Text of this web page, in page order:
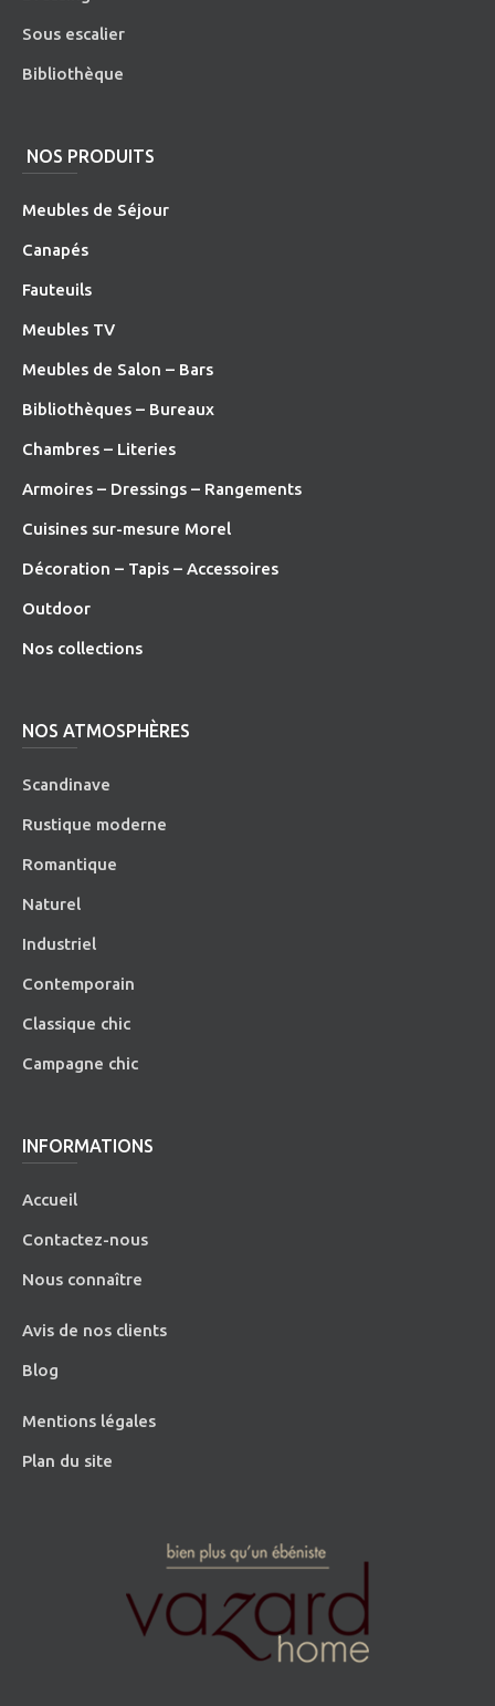
Sous escalier
Bibliothèque
NOS PRODUITS
Meubles de Séjour
Canapés
Fauteuils
Meubles TV
Meubles de Salon – Bars
Bibliothèques – Bureaux
Chambres – Literies
Armoires – Dressings – Rangements
Cuisines sur-mesure Morel
Décoration – Tapis – Accessoires
Outdoor
Nos collections
NOS ATMOSPHÈRES
Scandinave
Rustique moderne
Romantique
Naturel
Industriel
Contemporain
Classique chic
Campagne chic
INFORMATIONS
Accueil
Contactez-nous
Nous connaître
Avis de nos clients
Blog
Mentions légales
Plan du site